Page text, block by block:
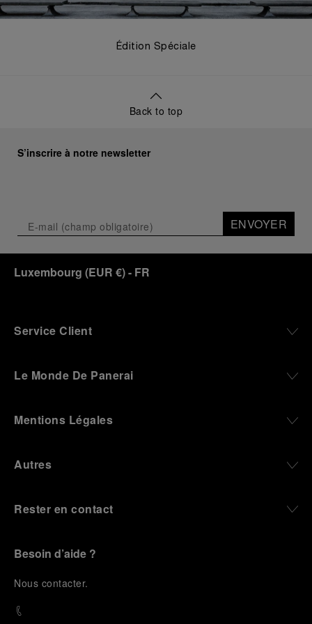
Édition Spéciale
Back to top
S’inscrire à notre newsletter
ENVOYER
Luxembourg (EUR €)- FR
Service Client
Le Monde De Panerai
Mentions Légales
Autres
Rester en contact
Besoin d’aide ?
Nous contacter.